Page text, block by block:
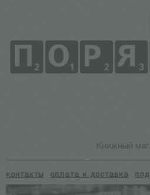
Книжный
контакты оплата и доставка